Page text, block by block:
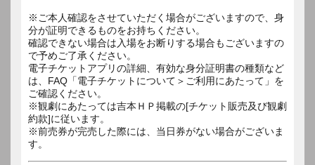
※ご本人確認をさせていただく場合がございますので、身
分が証明できるものをお持ちください。
確認できない場合は入場をお断りする場合もございますの
で予めご了承ください。
電子チケットアプリの詳細、有効な身分証明書の種類など
は、FAQ「電子チケットについて＞ご利用にあたって」を
ご確認ください。
※観劇にあたっては吉本ＨＰ掲載の[チケット販売及び観劇
約款]に従います。
※前売券が完売した際には、当日券がない場合がございま
す。